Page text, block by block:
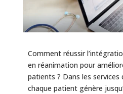
Comment réussir
en réanimation pour
patients ? Dans les services
chaque patient génère